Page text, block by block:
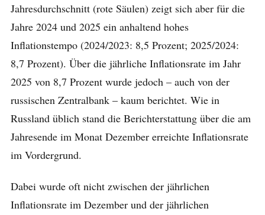
Jahresdurchschnitt (rote Säulen) zeigt sich aber für die
Jahre 2024 und 2025 ein anhaltend hohes
Inflationstempo (2024/2023: 8,5 Prozent; 2025/2024:
8,7 Prozent). Über die jährliche Inflationsrate im Jahr
2025 von 8,7 Prozent wurde jedoch – auch von der
russischen Zentralbank – kaum berichtet. Wie in
Russland üblich stand die Berichterstattung über die am
Jahresende im Monat Dezember erreichte Inflationsrate
im Vordergrund.
Dabei wurde oft nicht zwischen der jährlichen
Inflationsrate im Dezember und der jährlichen